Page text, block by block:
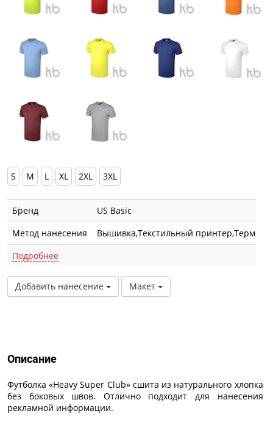
S M L XL 2XL 3XL
Бренд
US Basic
Метод нанесения
Вышивка,Текстильный
Подробнее
Добавить нанесение Макет
Описание
Футболка «Heavy Super Club» сшита из натурального хлопка
без боковых швов. Отлично подходит для нанесения
рекламной информации.